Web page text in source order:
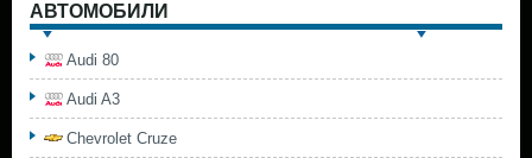
АВТОМОБИЛИ
Audi 80
Audi A3
Chevrolet Cruze